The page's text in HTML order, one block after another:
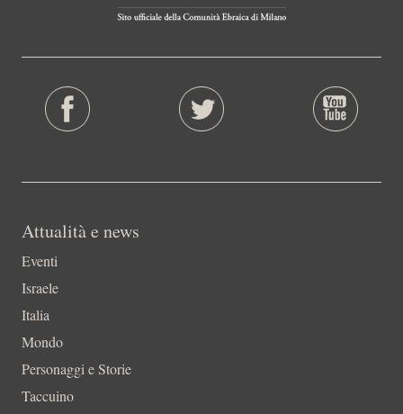
Attualità e news
Eventi
Israele
Italia
Mondo
Personaggi e Storie
Taccuino